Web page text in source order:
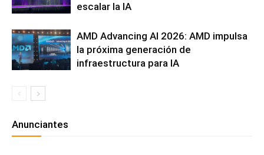
escalar la IA
AMD Advancing AI 2026: AMD impulsa
la próxima generación de
infraestructura para IA
Anunciantes